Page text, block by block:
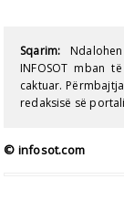
Sqarim:
INFOSOT mban
caktuar.
redaksisë së
© infosot.com